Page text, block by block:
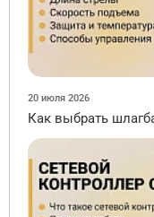
20 июля 2026
Как выбрать